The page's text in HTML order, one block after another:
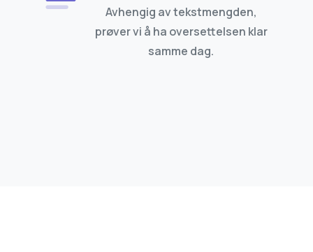
Avhengig av tekstmengden,
prøver vi å ha oversettelsen klar
samme dag.